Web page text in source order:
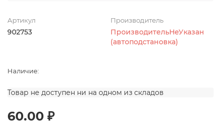
Артикул
902753
Производитель
ПроизводительНеУказан
(автоподстановка)
Наличие:
Товар не доступен ни на одном из складов
60.00 ₽